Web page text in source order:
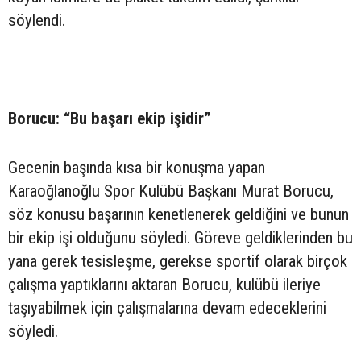
söylendi.
Borucu: “Bu başarı ekip işidir”
Gecenin başında kısa bir konuşma yapan
Karaoğlanoğlu Spor Kulübü Başkanı Murat Borucu,
söz konusu başarının kenetlenerek geldiğini ve bunun
bir ekip işi olduğunu söyledi. Göreve geldiklerinden bu
yana gerek tesisleşme, gerekse sportif olarak birçok
çalışma yaptıklarını aktaran Borucu, kulübü ileriye
taşıyabilmek için çalışmalarına devam edeceklerini
söyledi.